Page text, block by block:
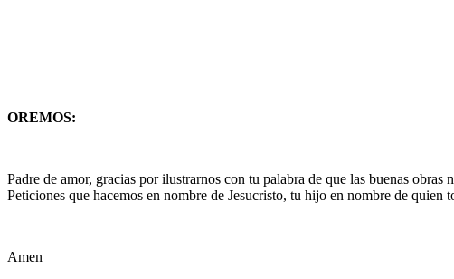
OREMOS:
Padre de amor, gracias por ilustrarnos con tu palabra de que las buenas
Peticiones que hacemos en nombre de Jesucristo, tu hijo en nombre de quien
Amen